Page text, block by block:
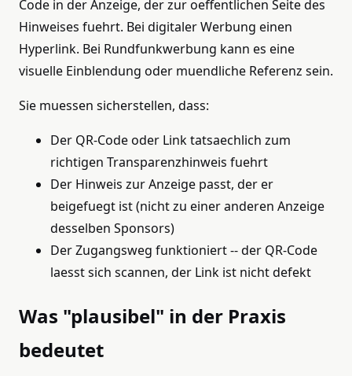
Code in der Anzeige, der zur oeffentlichen Seite des
Hinweises fuehrt. Bei digitaler Werbung einen
Hyperlink. Bei Rundfunkwerbung kann es eine
visuelle Einblendung oder muendliche Referenz sein.
Sie muessen sicherstellen, dass:
Der QR-Code oder Link tatsaechlich zum
richtigen Transparenzhinweis fuehrt
Der Hinweis zur Anzeige passt, der er
beigefuegt ist (nicht zu einer anderen Anzeige
desselben Sponsors)
Der Zugangsweg funktioniert -- der QR-Code
laesst sich scannen, der Link ist nicht defekt
Was "plausibel" in der Praxis
bedeutet